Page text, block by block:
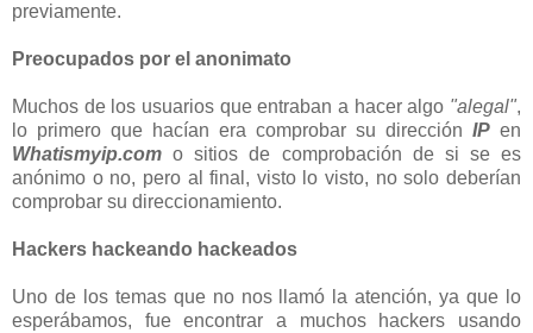
previamente.
Preocupados por el anonimato
Muchos de los usuarios que entraban a hacer algo "alegal",
lo primero que hacían era comprobar su dirección IP en
Whatismyip.com o sitios de comprobación de si se es
anónimo o no, pero al final, visto lo visto, no solo deberían
comprobar su direccionamiento.
Hackers hackeando hackeados
Uno de los temas que no nos llamó la atención, ya que lo
esperábamos, fue encontrar a muchos hackers usando